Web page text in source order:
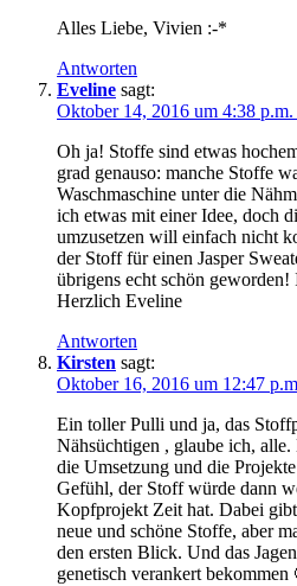
Alles Liebe, Vivien :-*
Antworten
Eveline sagt:
Oktober 14, 2016 um 4:38
Oh ja! Stoffe sind etwas
grad genauso: manche Stoffe
Waschmaschine unter die
ich etwas mit einer Idee, doch
umzusetzen will einfach nicht
der Stoff für einen Jasper
übrigens echt schön
Herzlich Eveline
Antworten
Kirsten sagt:
Oktober 16, 2016 um 12:47
Ein toller Pulli und ja, das
Nähsüchtigen , glaube ich,
die Umsetzung und die
Gefühl, der Stoff würde dann
Kopfprojekt Zeit hat. Dabei
neue und schöne Stoffe, aber
den ersten Blick. Und das
genetisch verankert bekommen